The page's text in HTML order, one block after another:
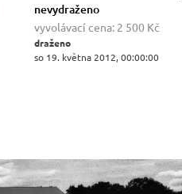
nevydraženo
vyvolávací cena: 2 500 Kč
draženo
so 19. května 2012, 00:00:00